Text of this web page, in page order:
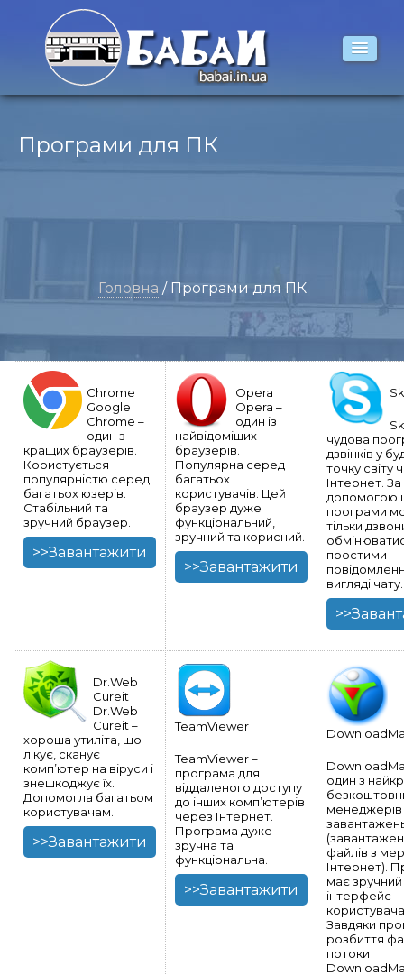
Програми для ПК
Головна / Програми для ПК
Chrome
Google
Chrome –
один з
кращих браузерів.
Користується
популярністю серед
багатьох юзерів.
Стабільний та
зручний браузер.
>>Завантажити
Opera
Opera –
один із
найвідоміших
браузерів.
Популярна серед
багатьох
користувачів. Цей
браузер дуже
функціональний,
зручний та корисний.
>>Завантажити
чудова
дзвінків у
точку світу
Інтернет. За
допомогою
програми
тільки
простими
вигляді чату.
Dr.Web
Cureit
Dr.Web
Cureit –
хороша утиліта, що
лікує, сканує
комп’ютер на віруси і
знешкоджує їх.
Допомогла багатьом
користувачам.
>>Завантажити
TeamViewer
TeamViewer –
програма для
віддаленого доступу
до інших комп’ютерів
через Інтернет.
Програма дуже
зручна та
функціональна.
>>Завантажити
один з
менеджерів
файлів з
Інтернет).
має зручний
інтерфейс
Завдяки
розбиття
потоки